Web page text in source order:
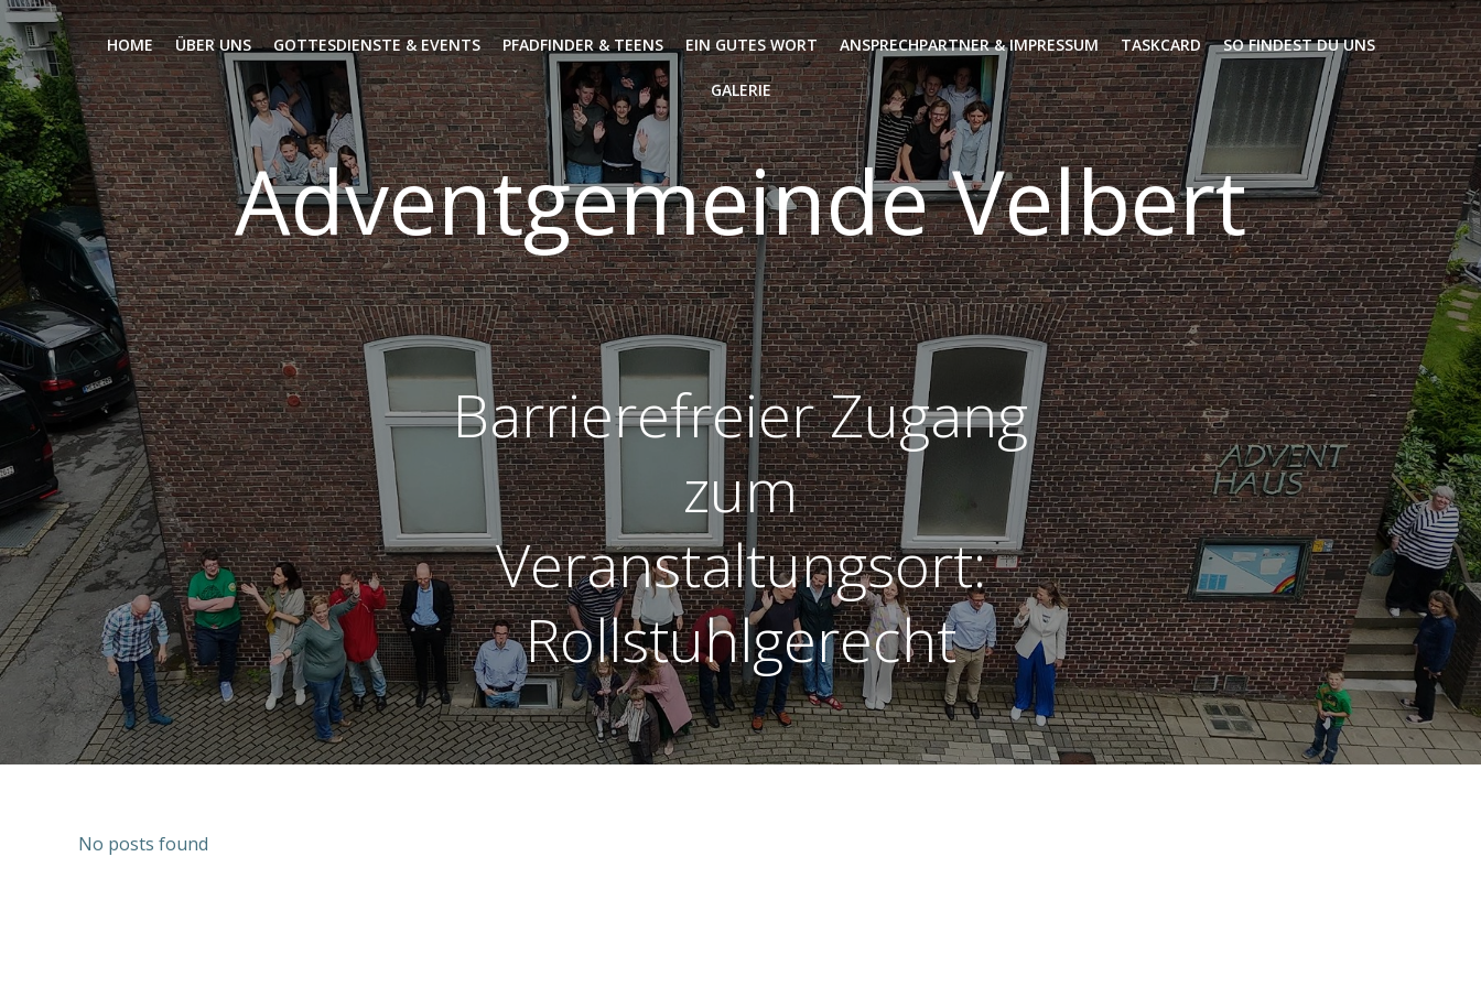
Zum
Inhalt
springen
HOME ÜBER UNS GOTTESDIENSTE & EVENTS PFADFINDER & TEENS EIN GUTES WORT ANSPRECHPARTNER & IMPRESSUM TASKCARD SO FINDEST DU UNS
GALERIE
Adventgemeinde Velbert
Barrierefreier Zugang
zum
Veranstaltungsort:
Rollstuhlgerecht
No posts found